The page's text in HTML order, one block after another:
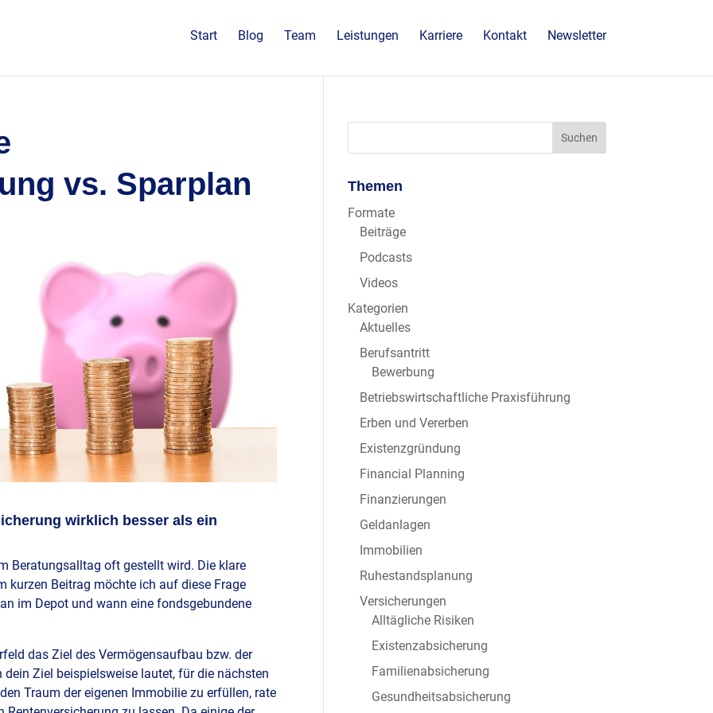
Start Blog Team Leistungen Karriere Kontakt Newsletter
vs. Sparplan
wirklich besser als ein
Beratungsalltag oft gestellt wird. Die klare
kurzen Beitrag möchte ich auf diese Frage
im Depot und wann eine fondsgebundene
das Ziel des Vermögensaufbau bzw. der
Ziel beispielsweise lautet, für die nächsten
Traum der eigenen Immobilie zu erfüllen, rate
Themen
Formate
Beiträge
Podcasts
Videos
Kategorien
Aktuelles
Berufsantritt
Bewerbung
Betriebswirtschaftliche Praxisführung
Erben und Vererben
Existenzgründung
Financial Planning
Finanzierungen
Geldanlagen
Immobilien
Ruhestandsplanung
Versicherungen
Alltägliche Risiken
Existenzabsicherung
Familienabsicherung
Gesundheitsabsicherung